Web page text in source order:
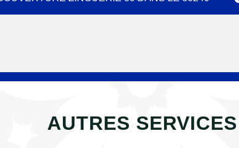
AUTRES SERVICES